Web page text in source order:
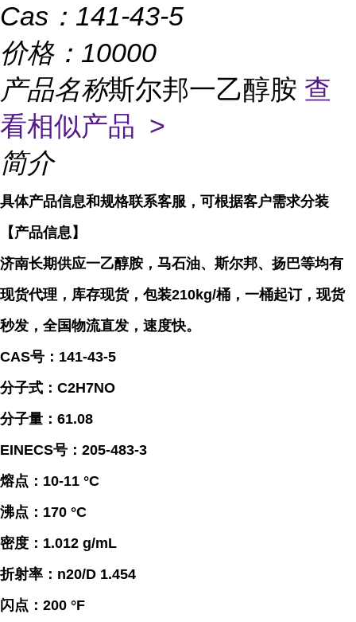
Cas： 141-43-5
价格： 10000
产品名称斯尔邦一乙醇胺 查
看相似产品 >
简介
具体产品信息和规格联系客服，可根据客户需求分装
【产品信息】
济南长期供应一乙醇胺，马石油、斯尔邦、扬巴等均有
现货代理，库存现货，包装210kg/桶，一桶起订，现货
秒发，全国物流直发，速度快。
CAS号：141-43-5
分子式：C2H7NO
分子量：61.08
EINECS号：205-483-3
熔点：10-11 °C
沸点：170 °C
密度：1.012 g/mL
折射率：n20/D 1.454
闪点：200 °F